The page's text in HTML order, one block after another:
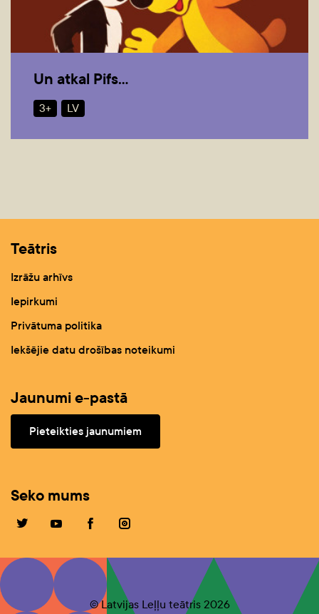
Un atkal Pifs...
3+ LV
Teātris
Izrāžu arhīvs
Iepirkumi
Privātuma politika
Iekšējie datu drošības noteikumi
Jaunumi e-pastā
Pieteikties jaunumiem
Seko mums
© Latvijas Leļļu teātris 2026